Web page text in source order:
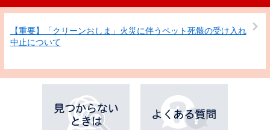
【重要】「クリーンおしま」火災に伴うペット死骸の受け入れ
中止について